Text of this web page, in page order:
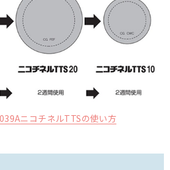
ニコチネルTTSの使い方